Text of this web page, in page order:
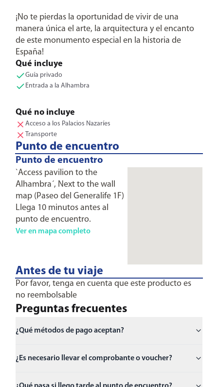
¡No te pierdas la oportunidad de vivir de una
manera única el arte, la arquitectura y el encanto
de este monumento especial en la historia de
España!
Qué incluye
Guía privado
Entrada a la Alhambra
Qué no incluye
Acceso a los Palacios Nazaríes
Transporte
Punto de encuentro
Punto de encuentro
`Access pavilion to the
Alhambra´, Next to the wall
map (Paseo del Generalife 1F)
Llega 10 minutos antes al
punto de encuentro.
Ver en mapa completo
Antes de tu viaje
Por favor, tenga en cuenta que este producto es
no reembolsable
Preguntas frecuentes
¿Qué métodos de pago aceptan?
¿Es necesario llevar el comprobante o voucher?